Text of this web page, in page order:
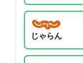
じゃらん